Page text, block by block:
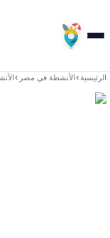
الرئيسية>الأنشطة في مصر >